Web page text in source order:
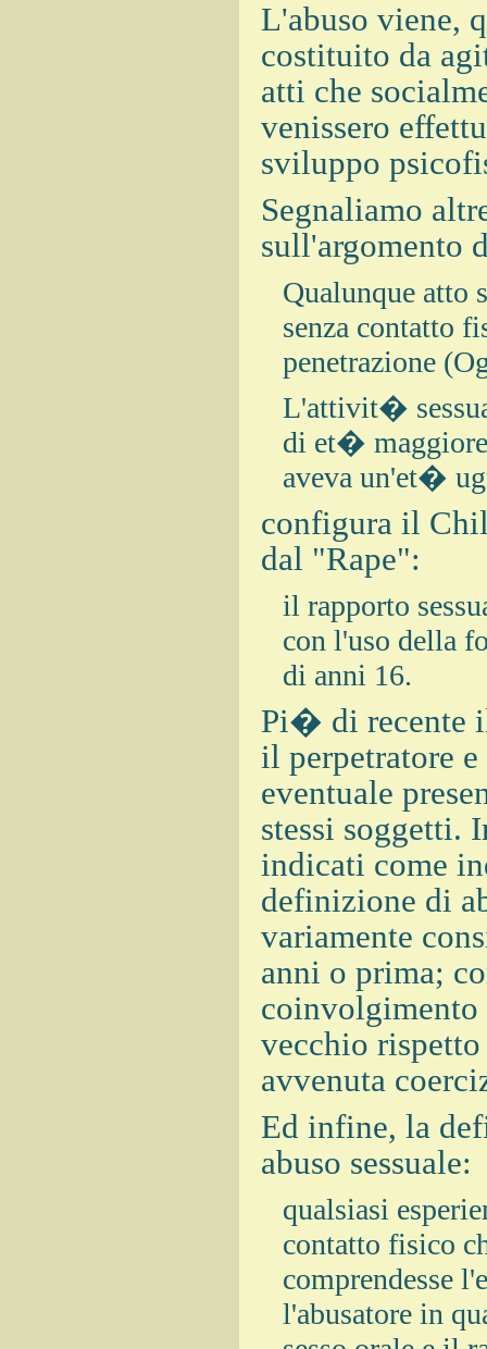
L'abuso viene,
costituito da
atti che
venissero
sviluppo
Segnaliamo
sull'argomento
Qualunque atto
senza contatto
penetrazione
L'attivit�
di et�
aveva un'et�
configura il
dal "Rape":
il rapporto
con l'uso della
di anni 16.
Pi� di recente
il perpetratore
eventuale
stessi soggetti.
indicati come
definizione di
variamente
anni o prima;
vecchio
avvenuta
Ed infine, la
abuso sessuale:
qualsiasi
contatto fisico
comprendesse
l'abusatore in